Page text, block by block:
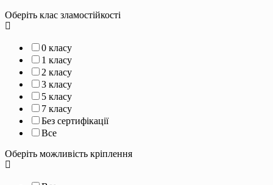
Оберіть клас зламостійкості
0 класу
1 класу
2 класу
3 класу
5 класу
7 класу
Без сертифікації
Все
Оберіть можливість кріплення